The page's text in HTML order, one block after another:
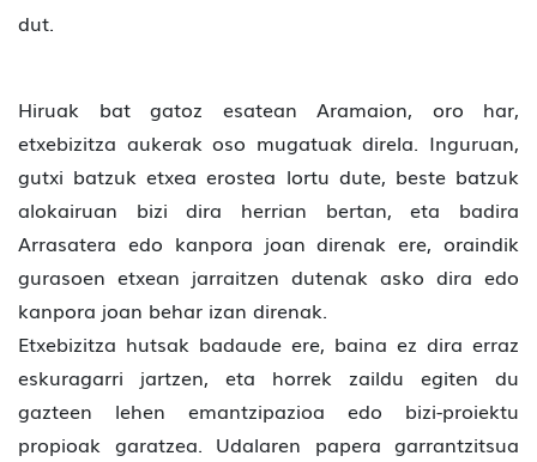
dut.
Hiruak bat gatoz esatean Aramaion, oro har,
etxebizitza aukerak oso mugatuak direla. Inguruan,
gutxi batzuk etxea erostea lortu dute, beste batzuk
alokairuan bizi dira herrian bertan, eta badira
Arrasatera edo kanpora joan direnak ere, oraindik
gurasoen etxean jarraitzen dutenak asko dira edo
kanpora joan behar izan direnak.
Etxebizitza hutsak badaude ere, baina ez dira erraz
eskuragarri jartzen, eta horrek zaildu egiten du
gazteen lehen emantzipazioa edo bizi-proiektu
propioak garatzea. Udalaren papera garrantzitsua